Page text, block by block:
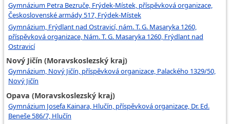
Gymnázium Petra Bezruče, Frýdek-Místek, příspěvková organizace,
Československé armády 517, Frýdek-Místek
Gymnázium, Frýdlant nad Ostravicí, nám. T. G. Masaryka 1260,
příspěvková organizace, Nám. T. G. Masaryka 1260, Frýdlant nad
Ostravicí
Nový Jičín (Moravskoslezský kraj)
Gymnázium, Nový Jičín, příspěvková organizace, Palackého 1329/50,
Nový Jičín
Opava (Moravskoslezský kraj)
Gymnázium Josefa Kainara, Hlučín, příspěvková organizace, Dr. Ed.
Beneše 586/7, Hlučín